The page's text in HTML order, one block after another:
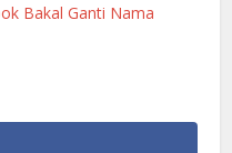
Bakal Ganti Nama